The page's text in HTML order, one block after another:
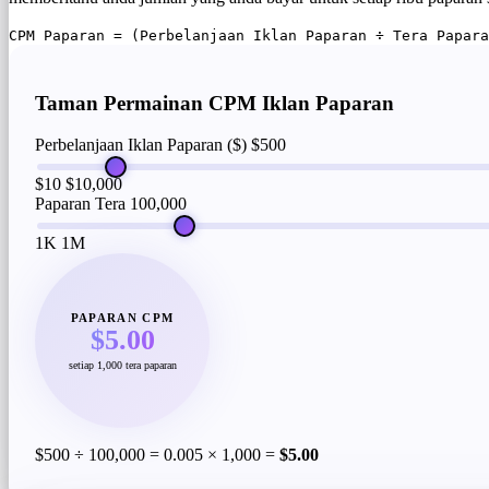
CPM Paparan = (Perbelanjaan Iklan Paparan ÷ Tera
Taman Permainan CPM Iklan Paparan
Perbelanjaan Iklan Paparan ($) $500
$10 $10,000
Paparan Tera 100,000
1K 1M
PAPARAN CPM
$5.00
setiap 1,000 tera paparan
$500 ÷ 100,000 = 0.005 × 1,000 = $5.00